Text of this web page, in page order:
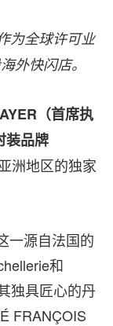
为全球许可业
外快闪店。
（首席执
装品牌
洲地区的独家
一源自法国的
和
独具匠心的丹
FRANÇOIS